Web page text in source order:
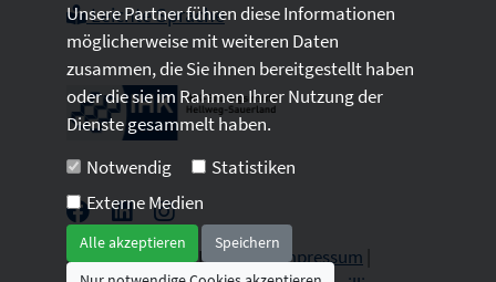
Leichte Sprache
2026 © All Rights Reserved.Impressum
Unsere Partner führen diese Informationen
möglicherweise mit weiteren Daten
zusammen, die Sie ihnen bereitgestellt haben
oder die sie im Rahmen Ihrer Nutzung der
Dienste gesammelt haben.
Notwendig
Statistiken
Externe Medien
Alle akzeptieren
Speichern